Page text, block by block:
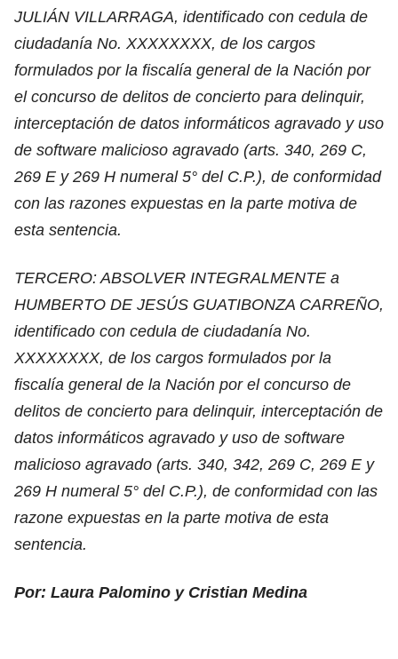
JULIÁN VILLARRAGA, identificado con cedula de
ciudadanía No. XXXXXXXX, de los cargos
formulados por la fiscalía general de la Nación por
el concurso de delitos de concierto para delinquir,
interceptación de datos informáticos agravado y uso
de software malicioso agravado (arts. 340, 269 C,
269 E y 269 H numeral 5° del C.P.), de conformidad
con las razones expuestas en la parte motiva de
esta sentencia.
TERCERO: ABSOLVER INTEGRALMENTE a
HUMBERTO DE JESÚS GUATIBONZA CARREÑO,
identificado con cedula de ciudadanía No.
XXXXXXXX, de los cargos formulados por la
fiscalía general de la Nación por el concurso de
delitos de concierto para delinquir, interceptación de
datos informáticos agravado y uso de software
malicioso agravado (arts. 340, 342, 269 C, 269 E y
269 H numeral 5° del C.P.), de conformidad con las
razone expuestas en la parte motiva de esta
sentencia.
Por: Laura Palomino y Cristian Medina